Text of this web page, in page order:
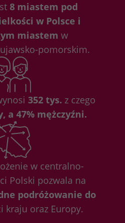
8 miastem pod
w Polsce i
miastem w
pomorskim.
352 tys. z czego
a 47% mężczyźni.
w centralno-
Polski pozwala na
podróżowanie do
kraju oraz Europy.